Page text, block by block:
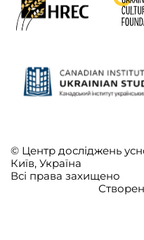
© Центр досліджень
Київ, Україна
Всі права захищено